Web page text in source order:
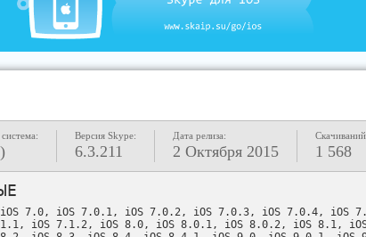
Версия Skype:
6.3.211
Дата релиза:
2 Октября 2015 1 568
iOS 7.0, iOS 7.0.1, iOS 7.0.2, iOS 7.0.3, iOS 7.0.4, iOS
iOS 7.1.2, iOS 8.0, iOS 8.0.1, iOS 8.0.2, iOS 8.1,